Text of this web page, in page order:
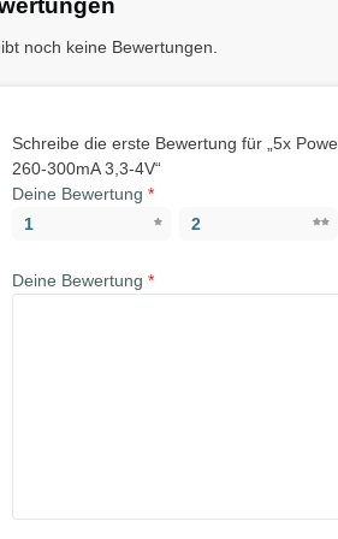
noch keine Bewertungen.
Schreibe die erste Bewertung für „5x
260-300mA 3,3-4V“
Deine Bewertung *
1
2
Deine Bewertung *